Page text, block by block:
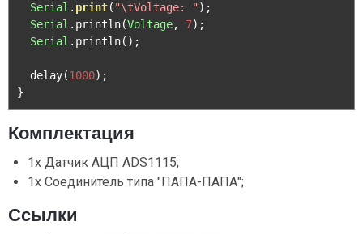
Serial . print( "\tVoltage: ");
Serial . println(Voltage, 7);
Serial . println();
  delay
(1000);
}
Комплектация
1х Датчик АЦП ADS1115;
1х Соединитель типа "ПАПА-ПАПА";
Ссылки